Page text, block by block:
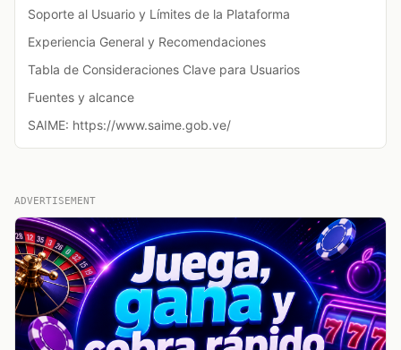
Soporte al Usuario y Límites de la Plataforma
Experiencia General y Recomendaciones
Tabla de Consideraciones Clave para Usuarios
Fuentes y alcance
SAIME: https://www.saime.gob.ve/
ADVERTISEMENT